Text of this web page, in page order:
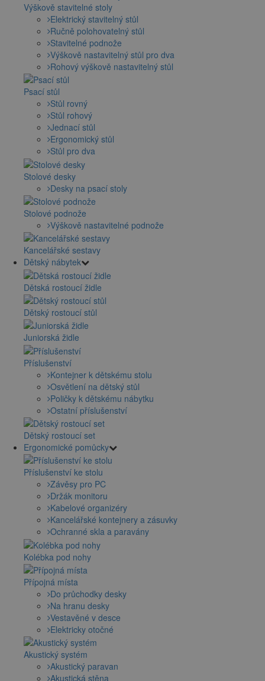
Výškově stavitelné stoly
Elektrický stavitelný stůl
Ručně polohovatelný stůl
Stavitelné podnože
Výškově nastavitelný stůl pro dva
Rohový výškově nastavitelný stůl
Psací stůl
Stůl rovný
Stůl rohový
Jednací stůl
Ergonomický stůl
Stůl pro dva
Stolové desky
Desky na psací stoly
Stolové podnože
Výškově nastavitelné podnože
Kancelářské sestavy
Dětský nábytek
Dětská rostoucí židle
Dětský rostoucí stůl
Juniorská židle
Příslušenství
Kontejner k dětskému stolu
Osvětlení na dětský stůl
Poličky k dětskému nábytku
Ostatní příslušenství
Dětský rostoucí set
Ergonomické pomůcky
Příslušenství ke stolu
Závěsy pro PC
Držák monitoru
Kabelové organizéry
Kancelářské kontejnery a zásuvky
Ochranné skla a paravány
Kolébka pod nohy
Přípojná místa
Do průchodky desky
Na hranu desky
Vestavěné v desce
Elektricky otočné
Akustický systém
Akustický paravan
Akustická stěna